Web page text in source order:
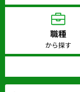
職種
から探す
障害別専門支援の就
IT・Web制作スキル